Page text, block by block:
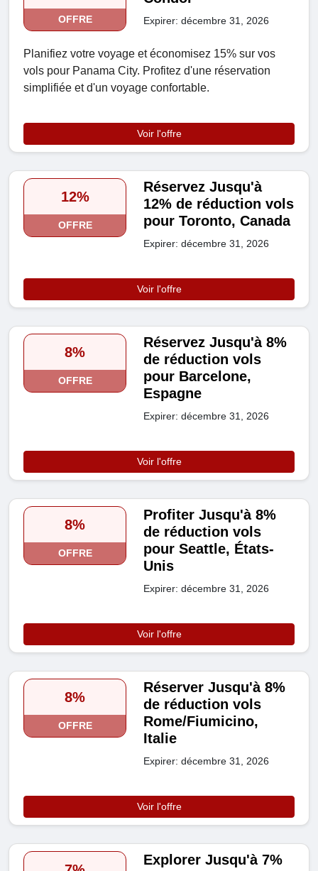
OFFRE Expirer: décembre 31, 2026
Planifiez votre voyage et économisez 15% sur vos
vols pour Panama City. Profitez d'une réservation
simplifiée et d'un voyage confortable.
Voir l'offre
12%
OFFRE
Réservez Jusqu'à
12% de réduction vols
pour Toronto, Canada
Expirer: décembre 31, 2026
Voir l'offre
8%
OFFRE
Réservez Jusqu'à 8%
de réduction vols
pour Barcelone,
Espagne
Expirer: décembre 31, 2026
Voir l'offre
8%
OFFRE
Profiter Jusqu'à 8%
de réduction vols
pour Seattle, États-
Unis
Expirer: décembre 31, 2026
Voir l'offre
8%
OFFRE
Réserver Jusqu'à 8%
de réduction vols
Rome/Fiumicino,
Italie
Expirer: décembre 31, 2026
Voir l'offre
Explorer Jusqu'à 7%